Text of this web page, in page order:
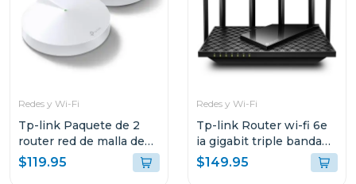
Redes y Wi-Fi
Tp-link Paquete de 2
router red de malla de
wi-fi whole home mesh
ac1300 deco m5
$119.95
Redes y Wi-Fi
Tp-link Router wi-fi 6e
ia gigabit triple banda
axe5400
$149.95